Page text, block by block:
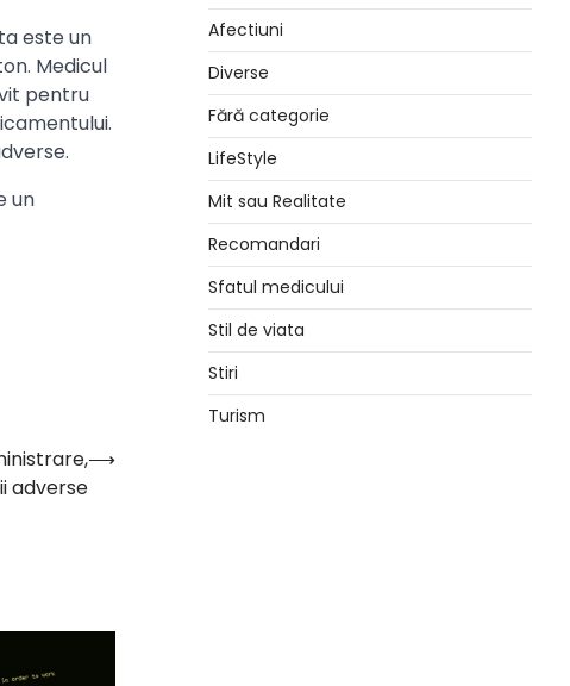
este un
Medicul
pentru
un
adverse
⟶
Afectiuni
Diverse
Fără categorie
LifeStyle
Mit sau Realitate
Recomandari
Sfatul medicului
Stil de viata
Stiri
Turism